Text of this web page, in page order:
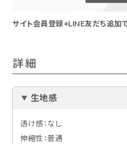
サイト会員登録+LINE友だち追加
詳細
生地感
透け感：なし
伸縮性：普通